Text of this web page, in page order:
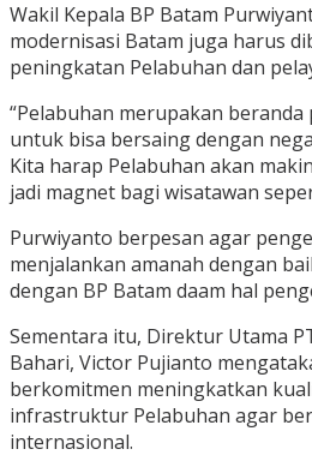
Wakil Kepala BP Batam
modernisasi Batam juga harus
peningkatan Pelabuhan dan
“Pelabuhan merupakan
untuk bisa bersaing dengan
Kita harap Pelabuhan akan
jadi magnet bagi wisatawan
Purwiyanto berpesan agar
menjalankan amanah dengan
dengan BP Batam daam hal
Sementara itu, Direktur Utama
Bahari, Victor Pujianto
berkomitmen meningkatkan
infrastruktur Pelabuhan agar
internasional.